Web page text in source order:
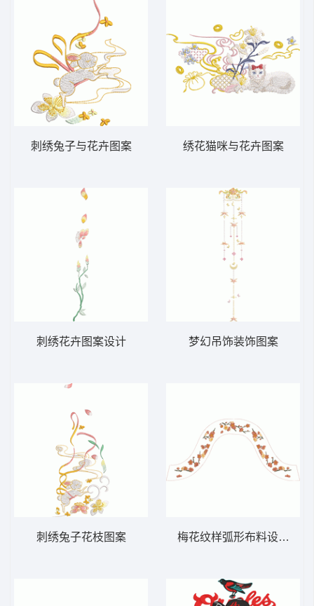
刺绣兔子与花卉图案
刺绣花卉图案设计
刺绣兔子花枝图案
绣花猫咪与花卉图案
梦幻吊饰装饰图案
梅花纹样弧形布料设计图